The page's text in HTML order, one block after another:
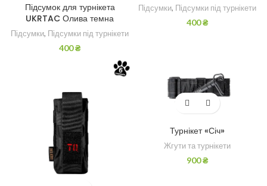
Підсумок для турнікета
UKRTAC Олива темна
Підсумки, Підсумки під турнікети
400₴
Підсумки, Підсумки під турнікети
400₴
Турнікет «Січ»
Жгути та турнікети
900₴